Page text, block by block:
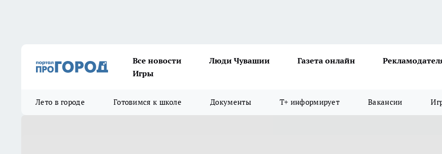
Все новости Люди Чувашии Газета онлайн
Игры
Лето в городе Готовимся к школе Документы Т+ информирует Вакансии